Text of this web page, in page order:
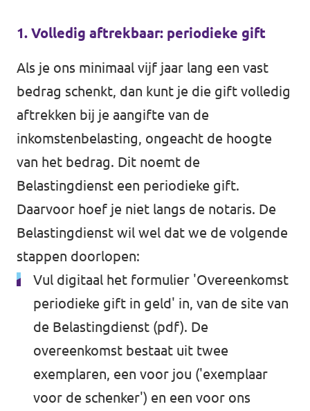
Werken bij Volt
Contact
Sprekersaanvraag
Volt There - Buitenlandstichting Volt
Charge - Wetenschappelijk Platform Volt
1. Volledig aftrekbaar: periodieke gift
Als je ons minimaal vijf jaar lang een vast
bedrag schenkt, dan kunt je die gift volledig
aftrekken bij je aangifte van de
inkomstenbelasting, ongeacht de hoogte
van het bedrag. Dit noemt de
Belastingdienst een periodieke gift.
Daarvoor hoef je niet langs de notaris. De
Belastingdienst wil wel dat we de volgende
stappen doorlopen:
Vul digitaal het formulier 'Overeenkomst
periodieke gift in geld' in, van de site van
de Belastingdienst (pdf). De
overeenkomst bestaat uit twee
exemplaren, een voor jou ('exemplaar
voor de schenker') en een voor ons